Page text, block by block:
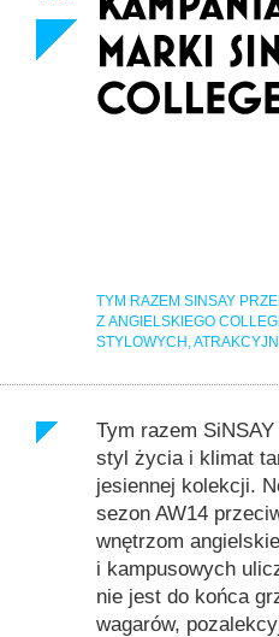
TYM RAZEM SINSAY
Z ANGIELSKIEGO
STYLOWYCH,
Tym razem
styl życia i klimat
jesiennej kolekcji.
sezon AW14
wnętrzom
i kampusowych
nie jest do końca
wagarów,